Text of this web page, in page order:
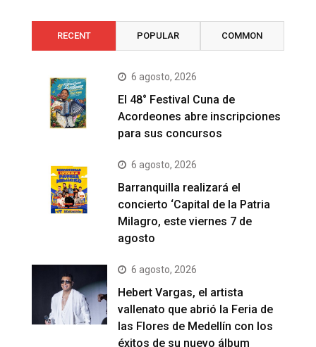
RECENT POPULAR COMMON
6 agosto, 2026
El 48° Festival Cuna de
Acordeones abre inscripciones
para sus concursos
6 agosto, 2026
Barranquilla realizará el
concierto ‘Capital de la Patria
Milagro, este viernes 7 de
agosto
6 agosto, 2026
Hebert Vargas, el artista
vallenato que abrió la Feria de
las Flores de Medellín con los
éxitos de su nuevo álbum